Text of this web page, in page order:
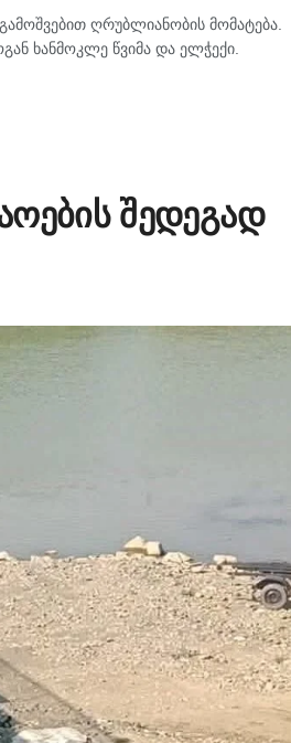
ღრუბლიანობის მომატება.
ხანმოკლე წვიმა და ელჭექი.
შედეგად